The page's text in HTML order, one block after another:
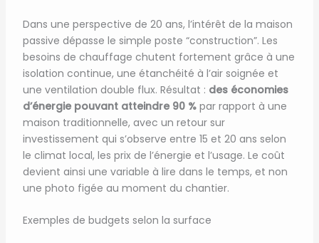
Dans une perspective de 20 ans, l’intérêt de la maison
passive dépasse le simple poste “construction”. Les
besoins de chauffage chutent fortement grâce à une
isolation continue, une étanchéité à l’air soignée et
une ventilation double flux. Résultat : des économies
d’énergie pouvant atteindre 90 %par rapport à une
maison traditionnelle, avec un retour sur
investissement qui s’observe entre 15 et 20 ans selon
le climat local, les prix de l’énergie et l’usage. Le coût
devient ainsi une variable à lire dans le temps, et non
une photo figée au moment du chantier.
Exemples de budgets selon la surface